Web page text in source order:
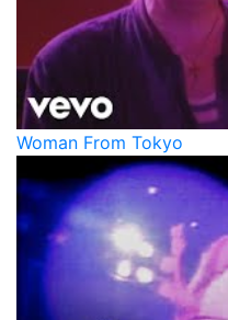
Woman From Tokyo